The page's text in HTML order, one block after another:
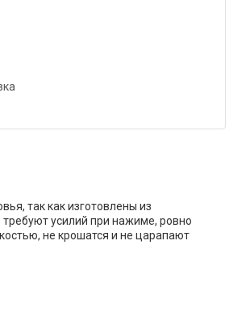
так как изготовлены из
усилий при нажиме, ровно
не крошатся и не царапают